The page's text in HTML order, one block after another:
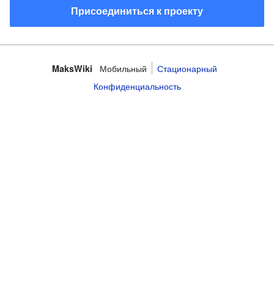
Присоединиться к проекту
MaksWiki Мобильный
Стационарный
Конфиденциальность